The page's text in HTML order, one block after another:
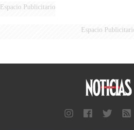
Espacio Publicitario
Espacio